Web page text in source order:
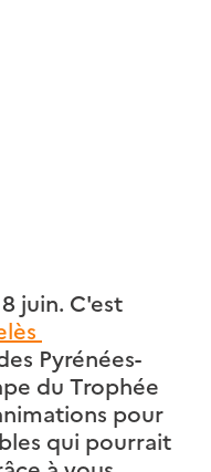
juin. C'est
Pyrénées-
du Trophée
pour
qui pourrait